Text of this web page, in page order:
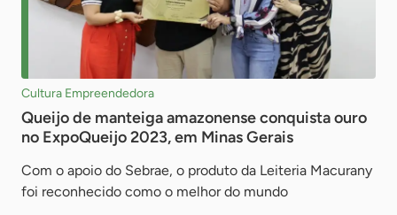
Cultura Empreendedora
Queijo de manteiga amazonense conquista ouro
no ExpoQueijo 2023, em Minas Gerais
Com o apoio do Sebrae, o produto da Leiteria Macurany
foi reconhecido como o melhor do mundo